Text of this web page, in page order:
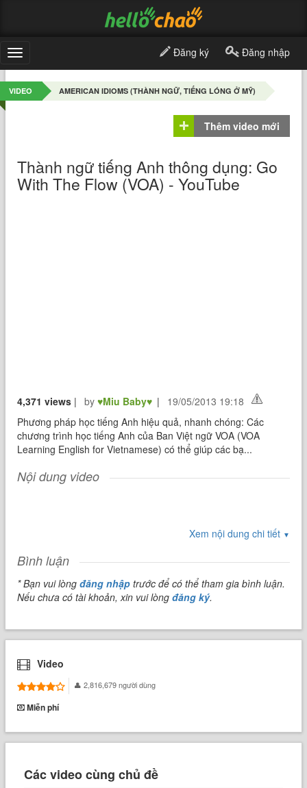
Toggle
navigation
Đăng ký Đăng nhập
VIDEO AMERICAN IDIOMS (THÀNH NGỮ, TIẾNG LÓNG Ở MỸ)
Thêm video mới
Thành ngữ tiếng Anh thông dụng: Go
With The Flow (VOA) - YouTube
4,371 views | by♥Miu Baby♥ |
19/05/2013 19:18
Phương pháp học tiếng Anh hiệu quả, nhanh chóng: Các
chương trình học tiếng Anh của Ban Việt ngữ VOA (VOA
Learning English for Vietnamese) có thể giúp các bạ...
Nội dung video
Xem nội dung chi tiết ▼
Bình luận
* Bạn vui lòngđăng nhập trước để có thể tham gia bình luận.
Nếu chưa có tài khoản, xin vui lòngđăng ký.
Video
2,816,679 người dùng
Miễn phí
Các video cùng chủ đề